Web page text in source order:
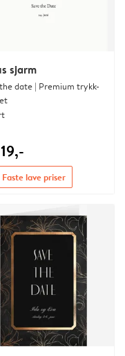
sjarm
date | Premium trykk-
Faste lave priser